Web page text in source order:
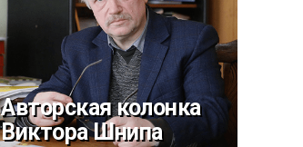
Авторская колонка
Виктора Шнипа